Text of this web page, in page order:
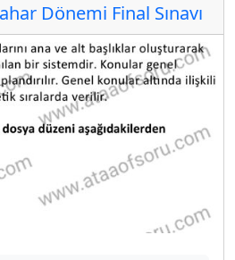
Dönemi Final Sınavı